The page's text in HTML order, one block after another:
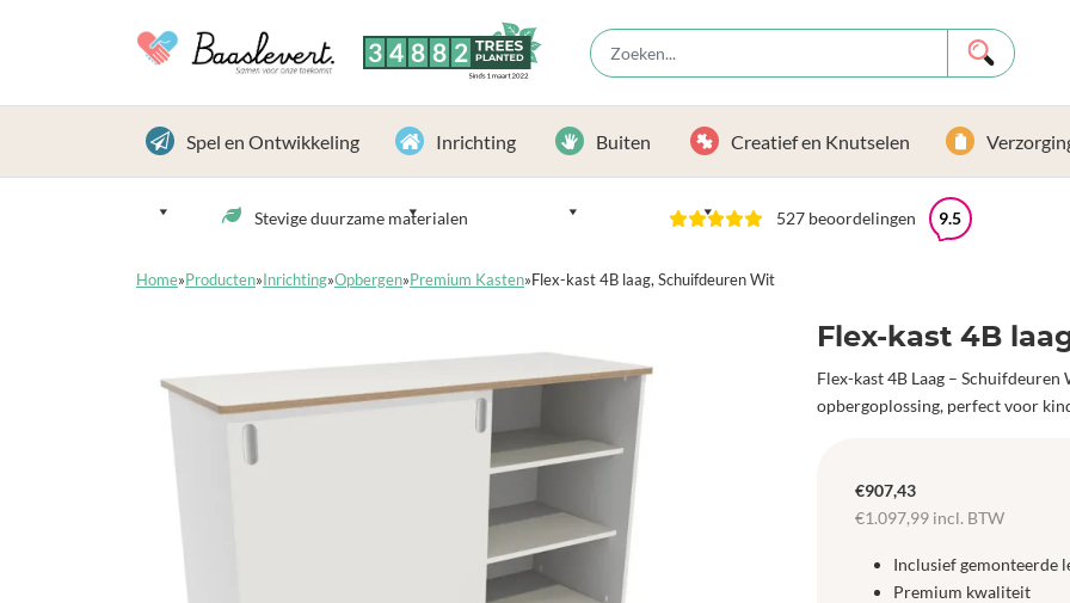
3 4 8 8 2 TREES
PLANTED
Sinds 1 maart 2022
Spel en Ontwikkeling Inrichting Buiten Creatief en Knutselen
Stevige duurzame materialen 527 beoordelingen 9.5
Home» Producten» Inrichting»Opbergen» Premium Kasten» Flex-kast 4B laag, Schuifdeuren Wit
Flex-kast 4B
Flex-kast 4B Laag –
opbergoplossing, perfect voor
€907,43
€1.097,99 incl. BTW
Inclusief gemonteerde
Premium kwaliteit